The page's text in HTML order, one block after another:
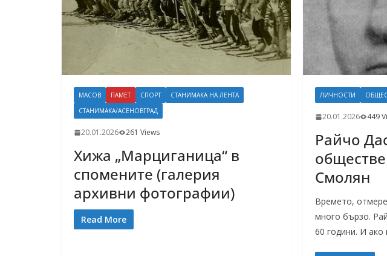
МАСОВ ПАМЕТ СПОРТ
СТАНИМАКА НА ЛЕНТА
СТАНИМАКА/АСЕНОВГРАД
20.01.2026 261 Views
Хижа „Марциганица“ в
спомените (галерия
архивни фотографии)
Read More
ЛИЧНОСТИ
20.01.2026 449
Райчо
Смолян
Времето,
много бързо.
60 години. И